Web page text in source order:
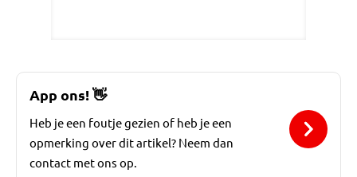
App ons!👋
Heb je een foutje gezien of heb je een
opmerking over dit artikel? Neem dan
contact met ons op.